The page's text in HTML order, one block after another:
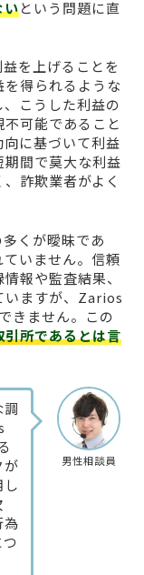
いという問題に直
を上げることを
得られるような
こうした利益の
可能であること
に基づいて利益
間で莫大な利益
詐欺業者がよく
くが曖昧であ
いません。信頼
報や監査結果、
いますが、Zarios
きません。この
引所であるとは言
男性相談員
が
為